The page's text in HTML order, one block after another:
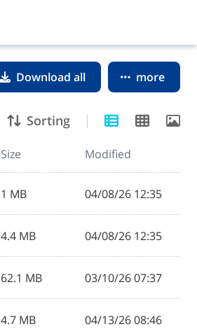
Download all more
Sorting
Size Modified
1 MB 04/08/26 12:35
4.4 MB 04/08/26 12:35
62.1 MB 03/10/26 07:37
4.7 MB 04/13/26 08:46